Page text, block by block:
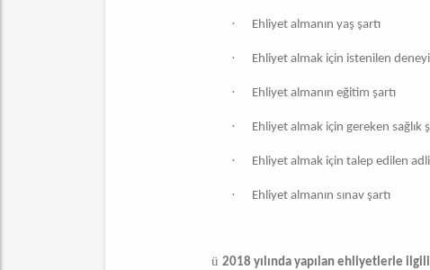
· Ehliyet almanın yaş şartı
· Ehliyet almak için istenilen
· Ehliyet almanın eğitim şartı
· Ehliyet almak için gereken sağlık
· Ehliyet almak için talep edilen adli
· Ehliyet almanın sınav şartı
ü 2018 yılında yapılan ehliyetlerle